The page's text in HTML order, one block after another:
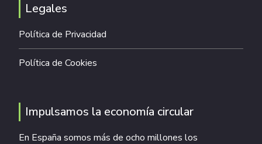
Legales
Política de Privacidad
Política de Cookies
Impulsamos la economía circular
En España somos más de ocho millones los